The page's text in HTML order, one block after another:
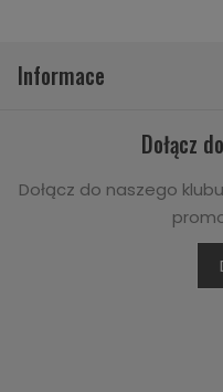
Informace
Dołącz
Dołącz do naszego